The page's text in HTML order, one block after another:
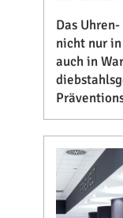
Das
nicht nur
auch in